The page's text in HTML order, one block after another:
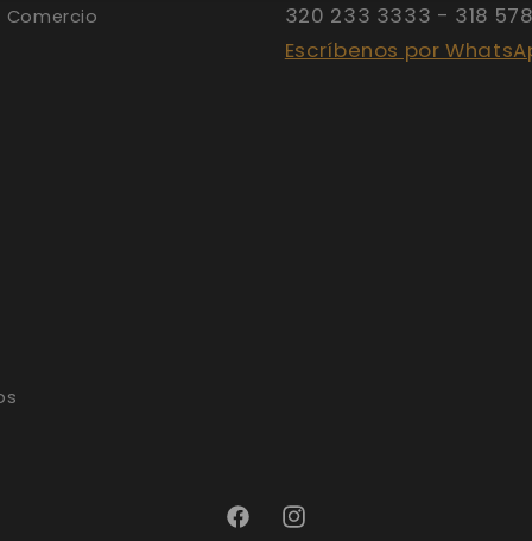
Comercio
320 233 3333 - 318
Escríbenos por
FacebookInstagram